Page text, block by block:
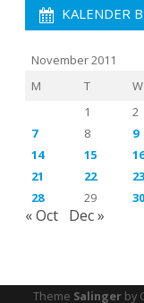
KALENDER
November 2011
M
T W
1
2
7
8 9
14
15 16
21
22 23
28
29 30
« Oct Dec »
Theme Salingerby